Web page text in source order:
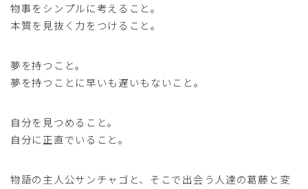
物事をシンプルに考えること。
本質を見抜く力をつけること。
夢を持つこと。
夢を持つことに早いも遅いもないこと。
自分を見つめること。
自分に正直でいること。
物語の主人公サンチャゴと、そこで出会う人達の葛藤と変